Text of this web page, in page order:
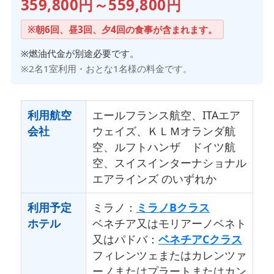
359,800円～559,800円
※朝6回、昼3回、夕4回の食事が含まれます。
※燃油代金が別途必要です。
※2名1室利用・おとな1名様の料金です。
利用航空
会社
エールフランス航空、ITAエア
ウェイズ、ＫＬＭオランダ航
空、ルフトハンザ ドイツ航
空、スイスインターナショナル
エアラインズ のいずれか
利用予定
ホテル
ミラノ： ミラノBクラス
ベネチア又はモリアーノベネト
又はパドバ： ベネチアCクラス
フィレンツェまたはカレンツァ
ーノまたはプラートまたはカン